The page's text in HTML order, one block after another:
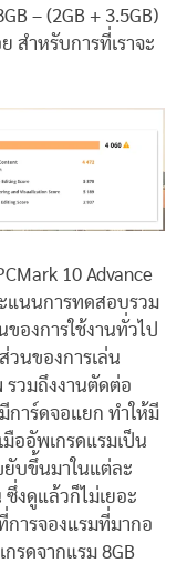
– (2GB + 3.5GB)
สำหรับการที่เราจะ
10 Advance
แนนการทดสอบรวม
ของการใช้งานทั่วไป
นของการเล่น
รวมถึงงานตัดต่อ
การ์ดจอแยก ทำให้มี
ออัพเกรดแรมเป็น
ยับขึ้นมาในแต่ละ
งดูแล้วก็ไม่เยอะ
การจองแรมที่มากอ
รดจากแรม 8GB